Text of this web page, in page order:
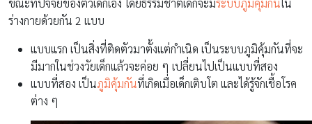
ร่างกายด้วยกัน 2 แบบ
แบบแรก เป็นสิ่งที่ติดตัวมาตั้งแต่กำเนิด เป็นระบบภูมิคุ้มกันที่จะ
มีมากในช่วงวัยเด็กแล้วจะค่อย ๆ เปลี่ยนไปเป็นแบบที่สอง
แบบที่สอง เป็นภูมิคุ้มกันที่เกิดเมื่อเด็กเติบโต และได้รู้จักเชื้อโรค
ต่าง ๆ